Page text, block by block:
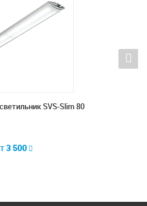
SVS-Slim 80
3 500